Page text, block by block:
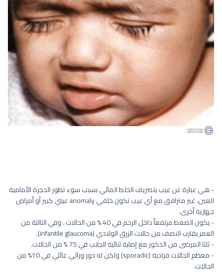
- هي عبارة عن عيب بتصريف الخلط المائي بسبب سوء تطور الحجرة الأمامية
للعين، غير مترافق مع أي عيب تكون خلقي anomaly عيني كبير أو أمراض
جهازية أخرى.
- يكون الضغط مرتفعاً داخل الرحم في 40 % من الحالات ، وفي الثالثة من
العمر يقارب النصف من حالات الزرق الولادي (infantile glaucoma).
- ثلثا المرضى من الذكور مع إصابة ثنائية الجانب في 75 % من الحالات.
- معظم الحالات فرادية (sporadic) ولكن له دور وراثي عائلي في 10% من
الحالات.